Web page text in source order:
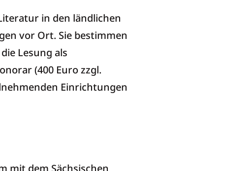
in den ländlichen
vor Ort. Sie bestimmen
Lesung als
(400 Euro zzgl.
Einrichtungen